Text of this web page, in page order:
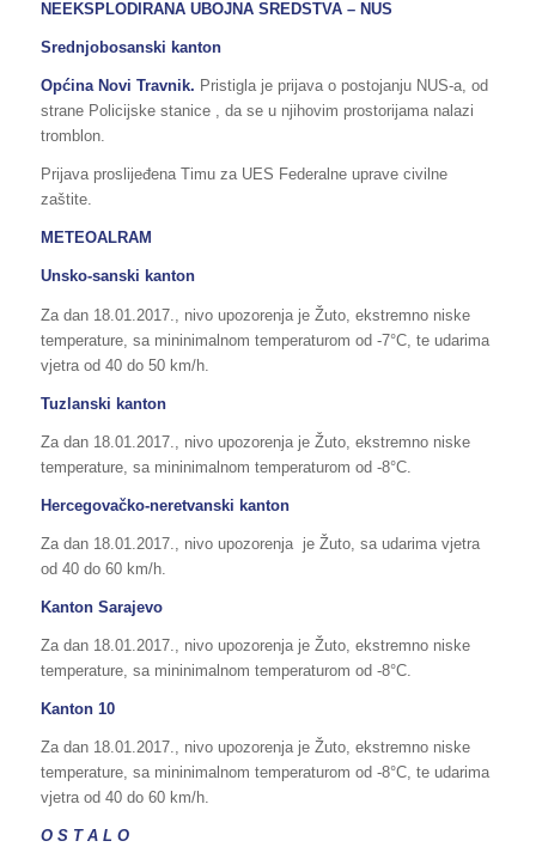
NEEKSPLODIRANA UBOJNA SREDSTVA – NUS
Srednjobosanski kanton
Općina Novi Travnik. Pristigla je prijava o postojanju NUS-a, od
strane Policijske stanice , da se u njihovim prostorijama nalazi
tromblon.
Prijava proslijeđena Timu za UES Federalne uprave civilne
zaštite.
METEOALRAM
Unsko-sanski kanton
Za dan 18.01.2017., nivo upozorenja je Žuto, ekstremno niske
temperature, sa mininimalnom temperaturom od -7°C, te udarima
vjetra od 40 do 50 km/h.
Tuzlanski kanton
Za dan 18.01.2017., nivo upozorenja je Žuto, ekstremno niske
temperature, sa mininimalnom temperaturom od -8°C.
Hercegovačko-neretvanski kanton
Za dan 18.01.2017., nivo upozorenja je Žuto, sa udarima vjetra
od 40 do 60 km/h.
Kanton Sarajevo
Za dan 18.01.2017., nivo upozorenja je Žuto, ekstremno niske
temperature, sa mininimalnom temperaturom od -8°C.
Kanton 10
Za dan 18.01.2017., nivo upozorenja je Žuto, ekstremno niske
temperature, sa mininimalnom temperaturom od -8°C, te udarima
vjetra od 40 do 60 km/h.
O S T A L O